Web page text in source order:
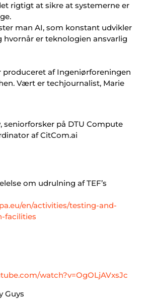
rigtigt at sikre at systemerne er
man AI, som konstant udvikler
er teknologien ansvarlig
produceret af Ingeniørforeningen
Vært er techjournalist, Marie
seniorforsker på DTU Compute
af CitCom.ai
om udrulning af TEF’s
en/activities/testing-and-
facilities
watch?v=OgOLjAVxsJc
Guys